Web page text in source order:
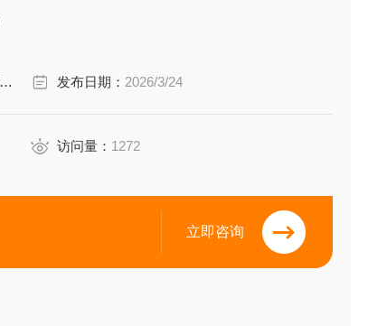
发布日期： 2026/3/24
访问量： 1272
立即咨询